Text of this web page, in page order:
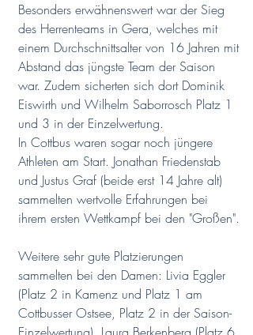
Besonders erwähnenswert war der Sieg
des Herrenteams in Gera, welches mit
einem Durchschnittsalter von 16 Jahren mit
Abstand das jüngste Team der Saison
war. Zudem sicherten sich dort Dominik
Eiswirth und Wilhelm Saborrosch Platz 1
und 3 in der Einzelwertung.
In Cottbus waren sogar noch jüngere
Athleten am Start. Jonathan Friedenstab
und Justus Graf (beide erst 14 Jahre alt)
sammelten wertvolle Erfahrungen bei
ihrem ersten Wettkampf bei den "Großen".
Weitere sehr gute Platzierungen
sammelten bei den Damen: Livia Eggler
(Platz 2 in Kamenz und Platz 1 am
Cottbusser Ostsee, Platz 2 in der Saison-